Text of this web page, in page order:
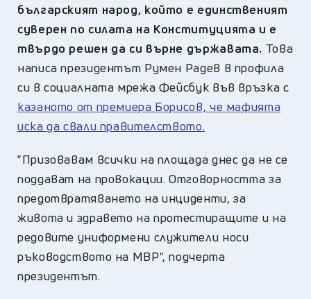
българският народ, който е единственият
суверен по силата на Конституцията и е
твърдо решен да си върне държавата. Това
написа президентът Румен Радев в профила
си в социалната мрежа Фейсбук във връзка с
казаното от премиера Борисов, че мафията
иска да свали правителството.
"Призовавам всички на площада днес да не се
поддават на провокации. Отговорността за
предотвратяването на инциденти, за
живота и здравето на протестиращите и на
редовите униформени служители носи
ръководството на МВР", подчерта
президентът.